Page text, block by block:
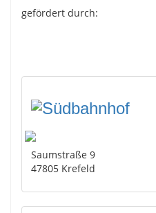
gefördert durch:
Saumstraße 9
47805 Krefeld